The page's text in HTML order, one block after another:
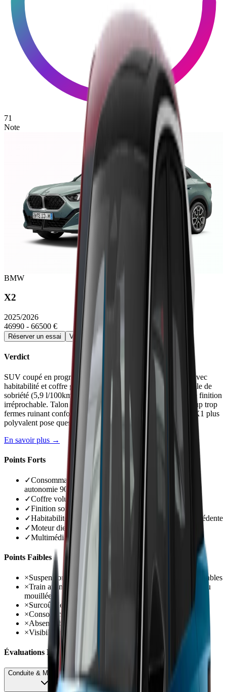
71
Note
BMW
X2
2025/2026
46990 - 66500 €
Réserver un essai Voir la fiche détaillée →
Verdict
SUV coupé en progrès notable versus première génération avec
habitabilité et coffre généreux. Moteur diesel 20d remarquable de
sobriété (5,9 l/100km) mais essence 20i décevant. Qualité de finition
irréprochable. Talon d'Achille: suspensions M Sport beaucoup trop
fermes ruinant confort quotidien. Surcoût de 2000€ face au X1 plus
polyvalent pose question sur positionnement.
En savoir plus →
Points Forts
✓Consommation diesel exemplaire 5,9 l/100km avec
autonomie 900 km
✓Coffre volumineux 495-560 litres, meilleur que X1
✓Finition soignée avec matériaux de qualité
✓Habitabilité en progrès notable versus génération précédente
✓Moteur diesel 163ch bien insonorisé et raffiné
✓Multimédia moderne avec double écran fluide
Points Faibles
×Suspensions M Sport beaucoup trop fermes et inconfortables
×Train avant débordé facilement sur chaussée dégradée ou
mouillée
×Surcoût de 2000€ versus X1 équivalent peu justifié
×Consommation essence 20i décevante 7,2-8 l/100km
×Absence banquette coulissante contrairement au X1
×Visibilité médiocre avec nombreux angles morts
Évaluations Détaillées
Conduite & Maniabilité 65